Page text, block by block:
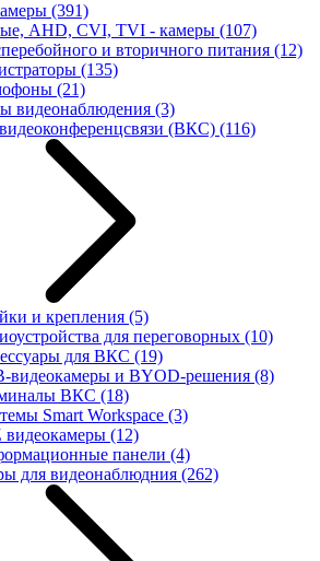
(391)
AHD, CVI, TVI - камеры (107)
и вторичного питания (12)
(135)
(21)
видеонаблюдения (3)
(ВКС) (116)
и крепления (5)
для переговорных (10)
для ВКС (19)
видеокамеры и BYOD-решения (8)
ВКС (18)
Smart Workspace (3)
видеокамеры (12)
панели (4)
для видеонаблюдния (262)